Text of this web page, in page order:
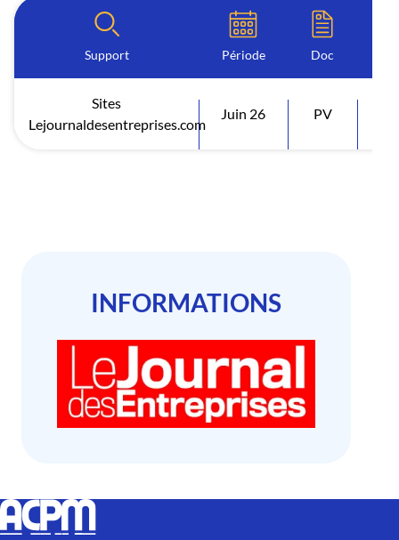
Support Période Doc
Sites
Lejournaldesentreprises.com
Juin 26 PV
INFORMATIONS